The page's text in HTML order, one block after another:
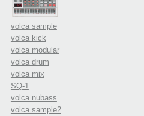
volca sample
volca kick
volca modular
volca drum
volca mix
SQ-1
volca nubass
volca sample2